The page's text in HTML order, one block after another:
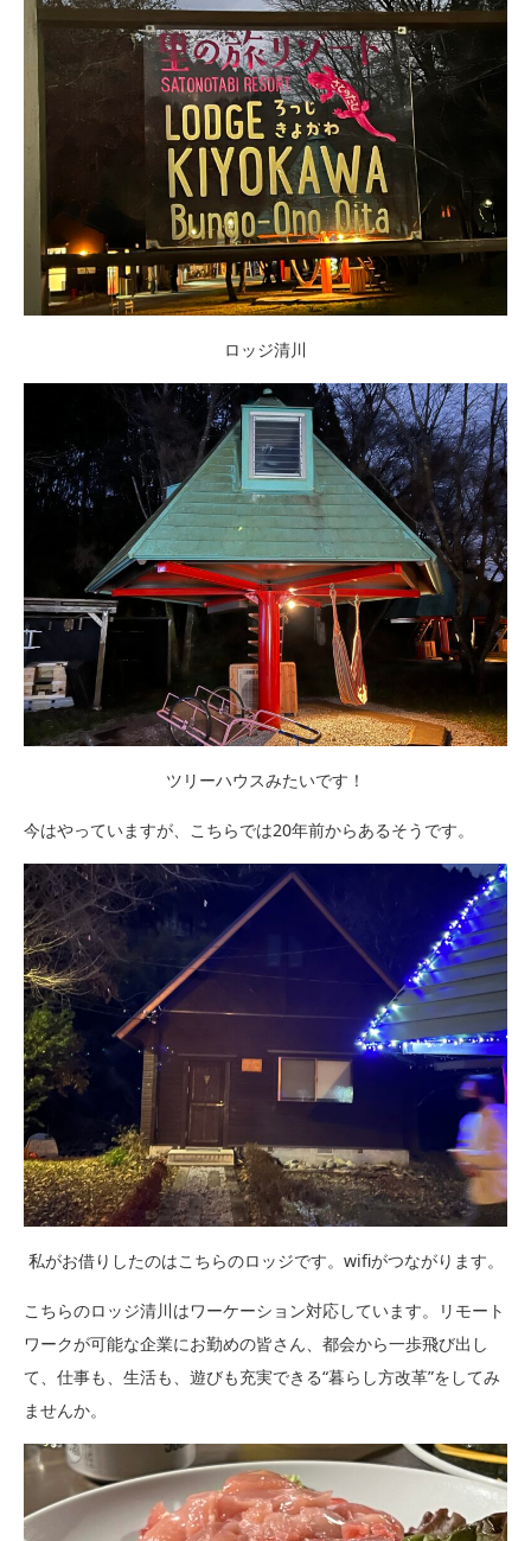
ロッジ清川
ツリーハウスみたいです！
今はやっていますが、こちらでは20年前からあるそうです。
私がお借りしたのはこちらのロッジです。wifiがつながります。
こちらのロッジ清川はワーケーション対応しています。リモート
ワークが可能な企業にお勤めの皆さん、都会から一歩飛び出し
て、仕事も、生活も、遊びも充実できる“暮らし方改革”をしてみ
ませんか。